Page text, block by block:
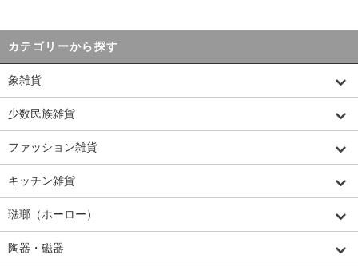
カテゴリーから探す
象雑貨
少数民族雑貨
ファッション雑貨
キッチン雑貨
琺瑯（ホーロー）
陶器・磁器